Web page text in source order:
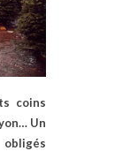
coins
Un